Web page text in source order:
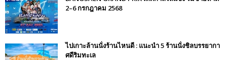
2–6 กรกฎาคม 2568
ไปเกาะล้านนั่งร้านไหนดี : แนะนำ 5 ร้านนั่งชิลบรรยากา
ศดีริมทะเล